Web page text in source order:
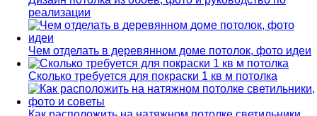
реализации
Чем отделать в деревянном доме потолок, фото идеи
Сколько требуется для покраски 1 кв м потолка